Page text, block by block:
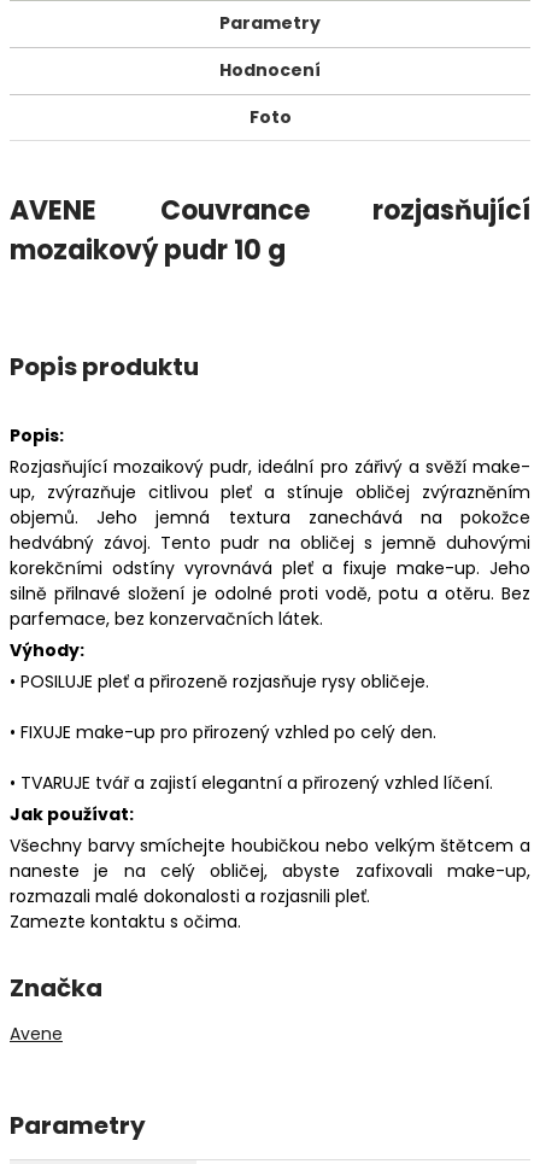
Parametry
Hodnocení
Foto
AVENE Couvrance rozjasňující
mozaikový pudr 10 g
Popis produktu
Popis:
Rozjasňující mozaikový pudr, ideální pro zářivý a svěží make-
up, zvýrazňuje citlivou pleť a stínuje obličej zvýrazněním
objemů. Jeho jemná textura zanechává na pokožce
hedvábný závoj. Tento pudr na obličej s jemně duhovými
korekčními odstíny vyrovnává pleť a fixuje make-up. Jeho
silně přilnavé složení je odolné proti vodě, potu a otěru. Bez
parfemace, bez konzervačních látek.
Výhody:
• POSILUJE pleť a přirozeně rozjasňuje rysy obličeje.
• FIXUJE make-up pro přirozený vzhled po celý den.
• TVARUJE tvář a zajistí elegantní a přirozený vzhled líčení.
Jak používat:
Všechny barvy smíchejte houbičkou nebo velkým štětcem a
naneste je na celý obličej, abyste zafixovali make-up,
rozmazali malé dokonalosti a rozjasnili pleť.
Zamezte kontaktu s očima.
Značka
Avene
Parametry